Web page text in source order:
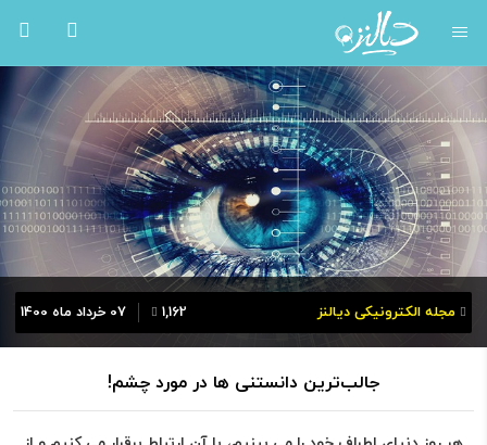
مجله الکترونیکی دیالنز 07 خرداد ماه 1400 1,162
جالب‌ترین دانستنی ها در مورد چشم!